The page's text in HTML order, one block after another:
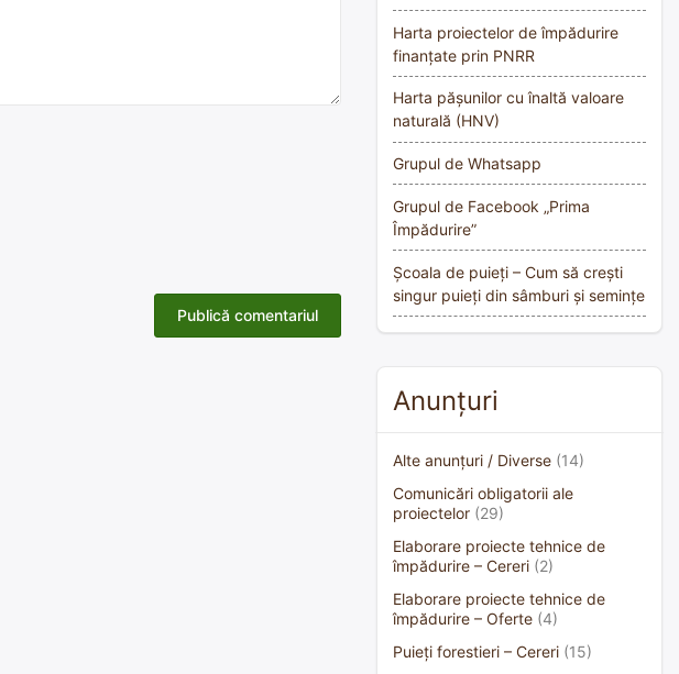
Harta proiectelor de împădurire
finanțate prin PNRR
Harta pășunilor cu înaltă valoare
naturală (HNV)
Grupul de Whatsapp
Grupul de Facebook „Prima
Împădurire”
Școala de puieți – Cum să crești
singur puieți din sâmburi și semințe
Anunțuri
Alte anunțuri / Diverse (14)
Comunicări obligatorii ale
proiectelor (29)
Elaborare proiecte tehnice de
împădurire – Cereri (2)
Elaborare proiecte tehnice de
împădurire – Oferte (4)
Puieți forestieri – Cereri (15)